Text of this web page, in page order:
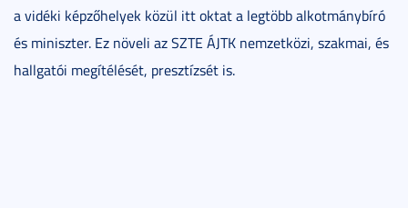
a vidéki képzőhelyek közül itt oktat a legtöbb alkotmánybíró
és miniszter. Ez növeli az SZTE ÁJTK nemzetközi, szakmai, és
hallgatói megítélését, presztízsét is.